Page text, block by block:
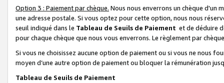
Option 3 : Paiement par chèque. Nous nous enverrons un chèque d'un
une adresse postale. Si vous optez pour cette option, nous nous
seuil indiqué dans le Tableau de Seuils de Paiement et de déduire
pour chaque chèque que nous vous enverrons. Le règlement par
Si vous ne choisissez aucune option de paiement ou si vous ne nous
moyen d’une autre option de paiement ou bloquer la rémunération
Tableau de Seuils de Paiement